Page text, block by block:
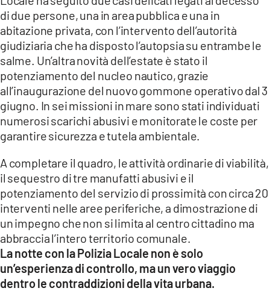
di due persone, una in area pubblica e una in
abitazione privata, con l’intervento dell’autorità
giudiziaria che ha disposto l’autopsia su entrambe le
salme. Un’altra novità dell’estate è stato il
potenziamento del nucleo nautico, grazie
all’inaugurazione del nuovo gommone operativo dal 3
giugno. In sei missioni in mare sono stati individuati
numerosi scarichi abusivi e monitorate le coste per
garantire sicurezza e tutela ambientale.
A completare il quadro, le attività ordinarie di viabilità,
il sequestro di tre manufatti abusivi e il
potenziamento del servizio di prossimità con circa 20
interventi nelle aree periferiche, a dimostrazione di
un impegno che non si limita al centro cittadino ma
abbraccia l’intero territorio comunale.
La notte con la Polizia Locale non è solo
un’esperienza di controllo, ma un vero viaggio
dentro le contraddizioni della vita urbana.